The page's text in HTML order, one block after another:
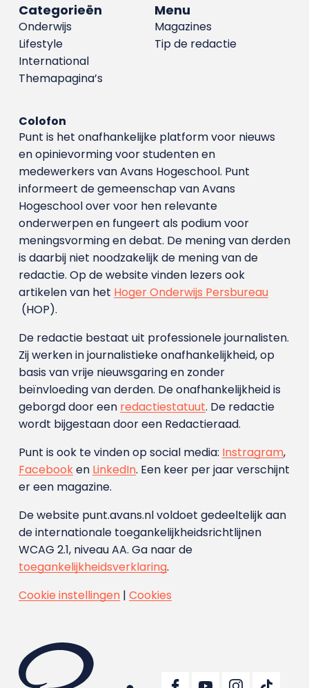
Menu
Magazines
Tip de redactie
Categorieën
Onderwijs
Lifestyle
International
Themapagina’s
Colofon
Punt is het onafhankelijke platform voor nieuws
en opinievorming voor studenten en
medewerkers van Avans Hoge­school. Punt
informeert de gemeenschap van Avans
Hogeschool over voor hen relevante
onderwerpen en fungeert als podium voor
meningsvorming en debat. De mening van derden
is daarbij niet noodzakelijk de mening van de
redactie. Op de website vinden lezers ook
artikelen van het Hoger Onderwijs Persbureau
(HOP).
De redactie bestaat uit professionele journalisten.
Zij werken in journalistieke onafhankelijkheid, op
basis van vrije nieuwsgaring en zonder
beïnvloeding van derden. De onafhankelijkheid is
geborgd door een redactiestatuut. De redactie
wordt bijgestaan door een Redactieraad.
Punt is ook te vinden op social media: Instragram,
Facebooken LinkedIn. Een keer per jaar verschijnt
er een magazine.
De website punt.avans.nl voldoet gedeeltelijk aan
de internationale toegankelijkheidsrichtlijnen
WCAG 2.1, niveau AA. Ga naar de
toegankelijkheidsverklaring.
Cookie instellingen| Cookies